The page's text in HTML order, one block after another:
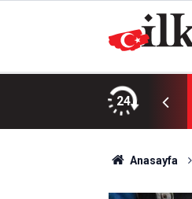
24
dört temel unsuru
Anasayfa